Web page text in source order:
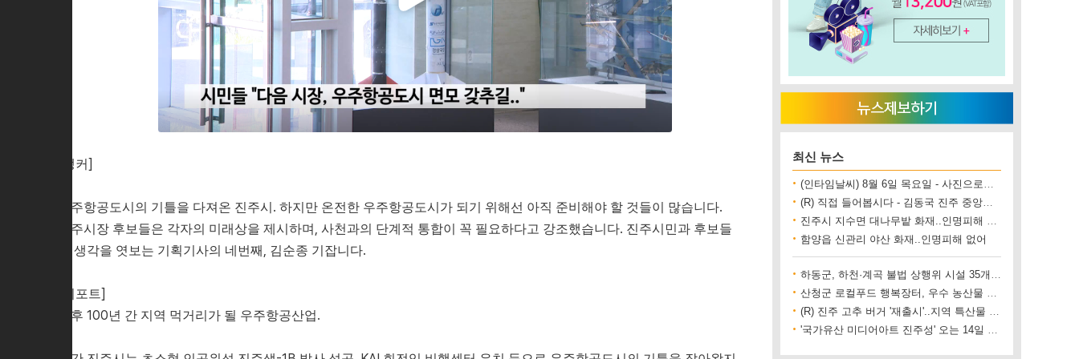
[앵커]
우주항공도시의 기틀을 다져온 진주시. 하지만 온전한 우주항공도시가 되기 위해선 아직 준비해야 할 것들이 많습니다.
진주시장 후보들은 각자의 미래상을 제시하며, 사천과의 단계적 통합이 꼭 필요하다고 강조했습니다. 진주시민과 후보들
의 생각을 엿보는 기획기사의 네번째, 김순종 기잡니다.
[리포트]
향후 100년 간 지역 먹거리가 될 우주항공산업.
최신 뉴스
(인타임날씨) 8월 6일 목요일 - 사진으로보는 날씨
(R) 직접 들어봅시다 - 김동국 진주 중앙시장 상인회장
진주시 지수면 대나무밭 화재..인명피해 없어
함양읍 신관리 야산 화재..인명피해 없어
하동군, 하천·계곡 불법 상행위 시설 35개소 철거
산청군 로컬푸드 행복장터, 우수 농산물 직거래 사업장 인증
(R) 진주 고추 버거 '재출시'..지역 특산물 홍보 기대
'국가유산 미디어아트 진주성' 오는 14일 개막